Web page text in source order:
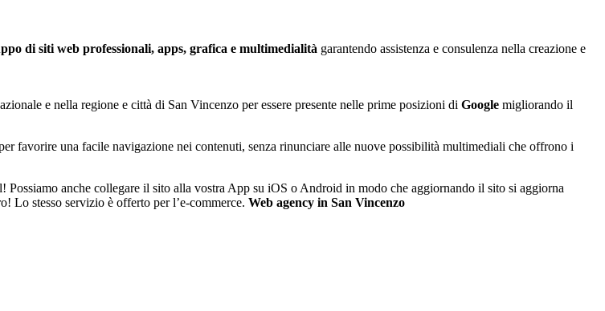
di siti web professionali, apps, grafica e multimedialità garantendo assistenza e consulenza nella creazione e
e nella regione e città di San Vincenzo per essere presente nelle prime posizioni di Google migliorando il
favorire una facile navigazione nei contenuti, senza rinunciare alle nuove possibilità multimediali che offrono i
anche collegare il sito alla vostra App su iOS o Android in modo che aggiornando il sito si aggiorna
Lo stesso servizio è offerto per l’e-commerce. Web agency in San Vincenzo